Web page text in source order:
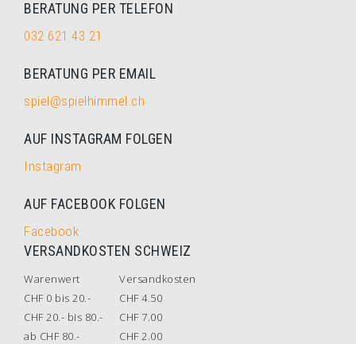
BERATUNG PER TELEFON
032 621 43 21
BERATUNG PER EMAIL
spiel@spielhimmel.ch
AUF INSTAGRAM FOLGEN
Instagram
AUF FACEBOOK FOLGEN
Facebook
VERSANDKOSTEN SCHWEIZ
Warenwert
Versandkosten
CHF 0 bis 20.-
CHF 4.50
CHF 20.- bis 80.-
CHF 7.00
ab CHF 80.-
CHF 2.00